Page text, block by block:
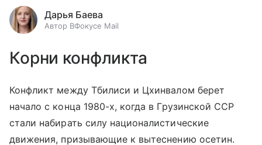
Дарья Баева
Автор ВФокусе Mail
Корни конфликта
Конфликт между Тбилиси и Цхинвалом берет
начало с конца 1980-х, когда в Грузинской ССР
стали набирать силу националистические
движения, призывающие к вытеснению осетин.